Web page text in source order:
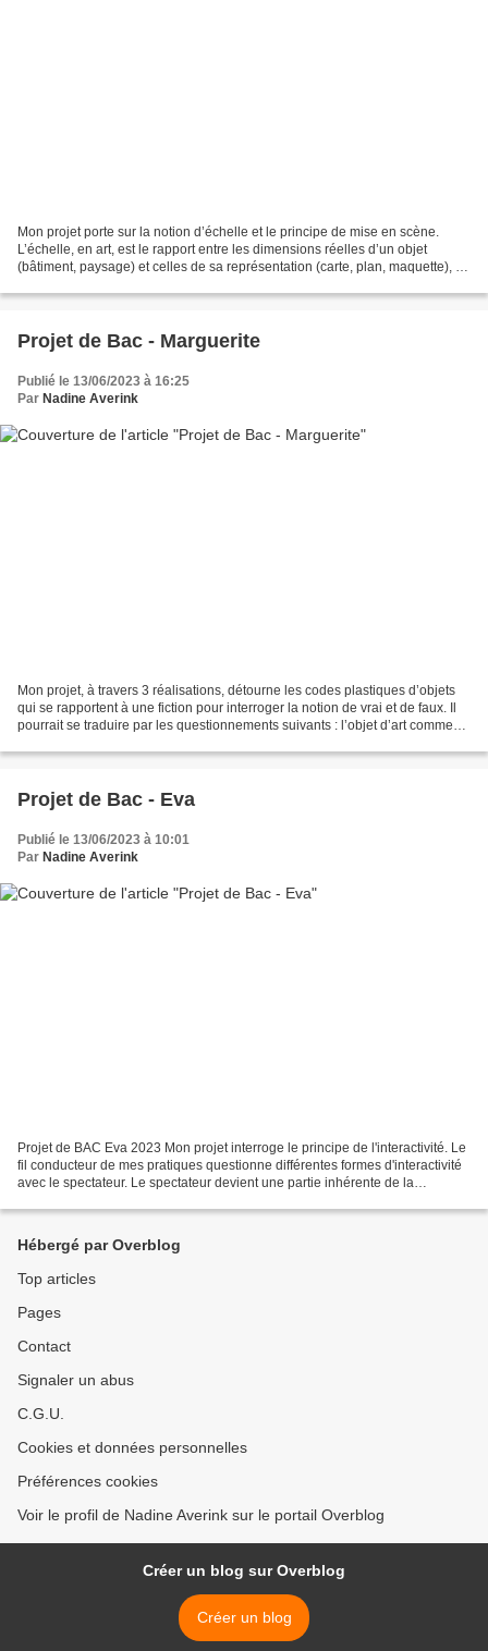
Mon projet porte sur la notion d’échelle et le principe de mise en scène.
L’échelle, en art, est le rapport entre les dimensions réelles d’un objet
(bâtiment, paysage) et celles de sa représentation (carte, plan, maquette), ce
Projet de Bac - Marguerite
Publié le 13/06/2023 à 16:25
Par Nadine Averink
Mon projet, à travers 3 réalisations, détourne les codes plastiques d’objets
qui se rapportent à une fiction pour interroger la notion de vrai et de faux. Il
pourrait se traduire par les questionnements suivants : l’objet d’art comme
Projet de Bac - Eva
Publié le 13/06/2023 à 10:01
Par Nadine Averink
Projet de BAC Eva 2023 Mon projet interroge le principe de l'interactivité. Le
fil conducteur de mes pratiques questionne différentes formes d'interactivité
avec le spectateur. Le spectateur devient une partie inhérente de la
Hébergé par Overblog
Top articles
Pages
Contact
Signaler un abus
C.G.U.
Cookies et données personnelles
Préférences cookies
Voir le profil de Nadine Averink sur le portail Overblog
Créer un blog sur Overblog
Créer un blog